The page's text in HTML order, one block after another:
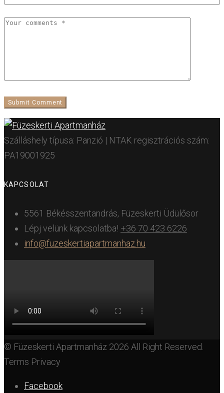
Szálláshely típusa: Panzió | NTAK regisztrációs szám:
PA19001925
KAPCSOLAT
5561 Békésszentandrás, Füzeskerti Üdülősor
Lépj velünk kapcsolatba! +36 70 423 6226
info@fuzeskertiapartmanhaz.hu
© Füzeskerti Apartmanház 2026 All Right Reserved.
Terms Privacy
Facebook